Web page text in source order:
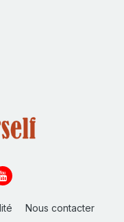
Nous contacter